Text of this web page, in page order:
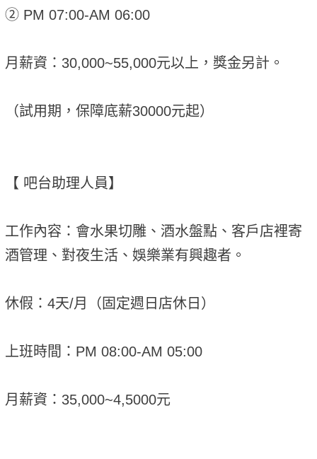
② PM 07:00-AM 06:00
月薪資：30,000~55,000元以上，獎金另計。
（試用期，保障底薪30000元起）
【 吧台助理人員】
工作內容：會水果切雕、酒水盤點、客戶店裡寄
酒管理、對夜生活、娛樂業有興趣者。
休假：4天/月（固定週日店休日）
上班時間：PM 08:00-AM 05:00
月薪資：35,000~4,5000元